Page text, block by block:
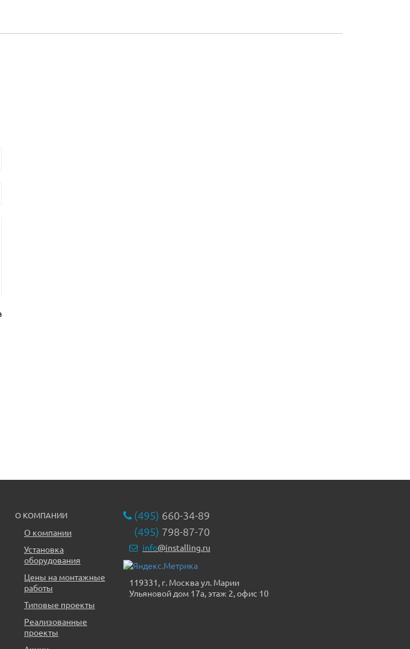
О КОМПАНИИ
О компании
Установка
оборудования
Цены на монтажные
работы
Типовые проекты
Реализованные
проекты
(495) 660-34-89
(495) 798-87-70
info@installing.ru
119331, г. Москва ул. Марии
Ульяновой дом 17а, этаж 2, офис 10